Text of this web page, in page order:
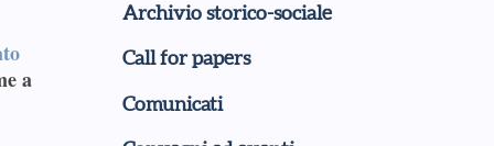
a
Archivio storico-sociale
Call for papers
Comunicati